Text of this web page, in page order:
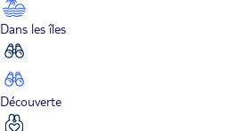
Dans les îles
Découverte